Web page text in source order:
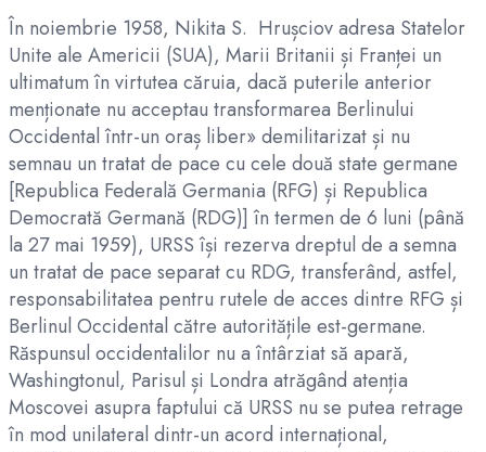
În noiembrie 1958, Nikita S. Hrușciov adresa Statelor
Unite ale Americii (SUA), Marii Britanii și Franței un
ultimatum în virtutea căruia, dacă puterile anterior
menționate nu acceptau transformarea Berlinului
Occidental într-un oraș liber» demilitarizat și nu
semnau un tratat de pace cu cele două state germane
[Republica Federală Germania (RFG) și Republica
Democrată Germană (RDG)] în termen de 6 luni (până
la 27 mai 1959), URSS își rezerva dreptul de a semna
un tratat de pace separat cu RDG, transferând, astfel,
responsabilitatea pentru rutele de acces dintre RFG și
Berlinul Occidental către autoritățile est-germane.
Răspunsul occidentalilor nu a întârziat să apară,
Washingtonul, Parisul și Londra atrăgând atenția
Moscovei asupra faptului că URSS nu se putea retrage
în mod unilateral dintr-un acord internațional,